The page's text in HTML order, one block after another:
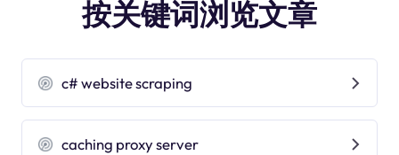
按关键词浏览文章
c# website scraping
caching proxy server